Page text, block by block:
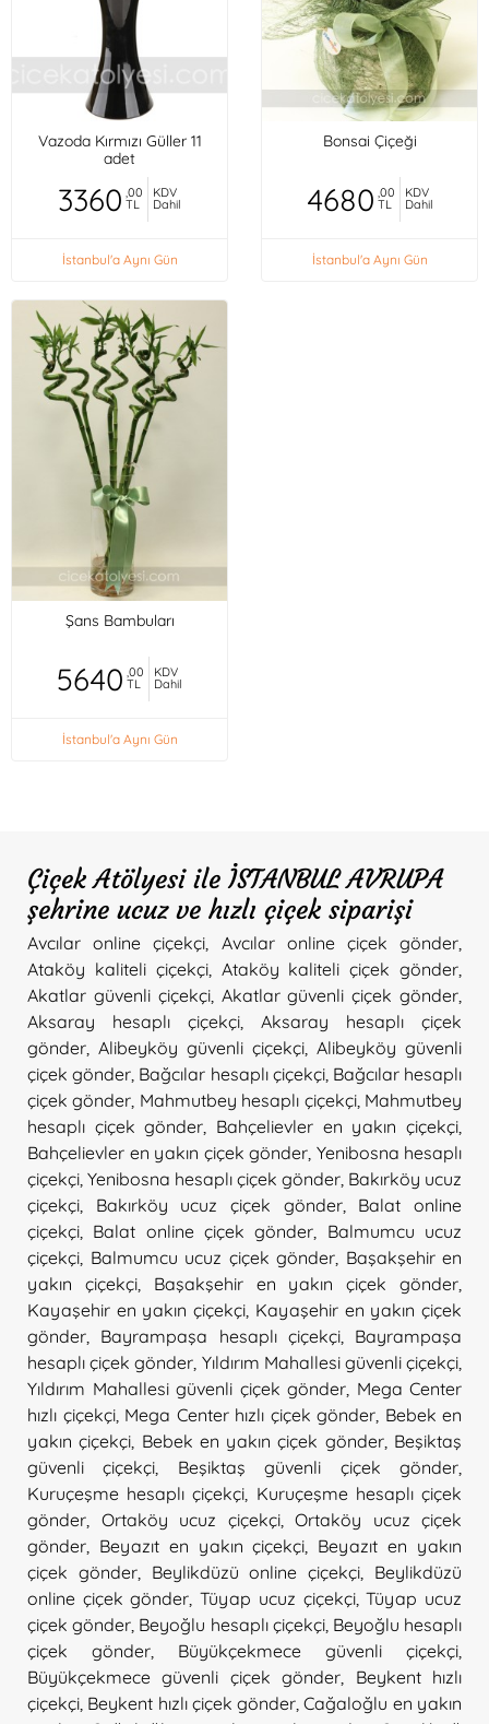
Vazoda Kırmızı Güller 11
adet
3360 ,00
TL
KDV
Dahil
İstanbul'a Aynı Gün
Bonsai Çiçeği
4680 ,00
TL
KDV
Dahil
İstanbul'a Aynı Gün
Şans Bambuları
5640 ,00
TL
KDV
Dahil
İstanbul'a Aynı Gün
Çiçek Atölyesi ile İSTANBUL AVRUPA
şehrine ucuz ve hızlı çiçek siparişi
Avcılar online çiçekçi Avcılar online çiçek gönder
Ataköy kaliteli çiçekçi, Ataköy kaliteli çiçek gönder
Akatlar güvenli çiçekçi, Akatlar güvenli çiçek gönder
Aksaray hesaplı çiçekçi
Aksaray hesaplı çiçek
gönder Alibeyköy güvenli çiçekçi Alibeyköy güvenli
çiçek gönder Bağcılar hesaplı çiçekçi, Bağcılar hesaplı
çiçek gönder Mahmutbey hesaplı çiçekçi, Mahmutbey
hesaplı çiçek gönder
Bahçelievler en yakın çiçekçi
Bahçelievler en yakın çiçek gönder Yenibosna hesaplı
çiçekçi Yenibosna hesaplı çiçek gönder Bakırköy ucuz
çiçekçi
Bakırköy ucuz çiçek gönder, Balat online
çiçekçi
Balat online çiçek gönder
Balmumcu ucuz
çiçekçi Balmumcu ucuz çiçek gönder Başakşehir en
yakın çiçekçi, Başakşehir en yakın çiçek gönder
Kayaşehir en yakın çiçekçi Kayaşehir en yakın çiçek
gönder
Bayrampaşa hesaplı çiçekçi, Bayrampaşa
hesaplı çiçek gönder Yıldırım Mahallesi güvenli çiçekçi
Yıldırım Mahallesi güvenli çiçek gönder Mega Center
hızlı çiçekçi, Mega Center hızlı çiçek gönder Bebek en
yakın çiçekçi Bebek en yakın çiçek gönder, Beşiktaş
güvenli çiçekçi
Beşiktaş güvenli çiçek gönder
Kuruçeşme hesaplı çiçekçi Kuruçeşme hesaplı çiçek
gönder
Ortaköy ucuz çiçekçi, Ortaköy ucuz çiçek
gönder
Beyazıt en yakın çiçekçi
Beyazıt en yakın
çiçek gönder, Beylikdüzü online çiçekçi
Beylikdüzü
online çiçek gönder ,Tüyap ucuz çiçekçi,Tüyap ucuz
çiçek gönder Beyoğlu hesaplı çiçekçi, Beyoğlu hesaplı
çiçek gönder
Büyükçekmece güvenli çiçekçi
Büyükçekmece güvenli çiçek gönder
Beykent hızlı
çiçekçi Beykent hızlı çiçek gönder ,Cağaloğlu en yakın